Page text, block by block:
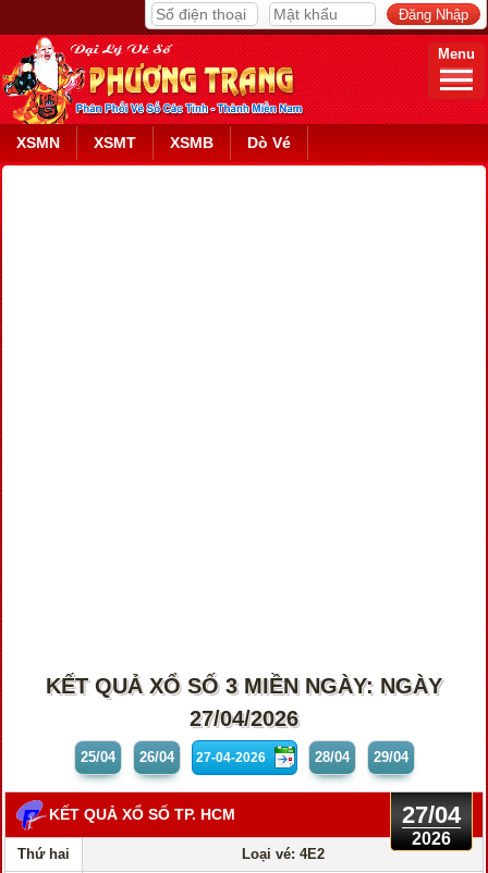
Menu
XSMN XSMT XSMB Dò Vé
KẾT QUẢ XỔ SỐ 3 MIỀN NGÀY: NGÀY
27/04/2026
25/04 26/04 28/04 29/04
KẾT QUẢ XỔ SỐ TP. HCM 27/04
2026
Thứ hai Loại vé: 4E2